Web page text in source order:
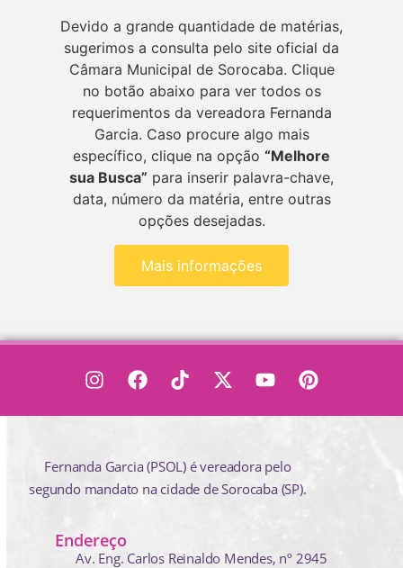
Devido a grande quantidade de matérias,
sugerimos a consulta pelo site oficial da
Câmara Municipal de Sorocaba. Clique
no botão abaixo para ver todos os
requerimentos da vereadora Fernanda
Garcia. Caso procure algo mais
específico, clique na opção “Melhore
sua Busca” para inserir palavra-chave,
data, número da matéria, entre outras
opções desejadas.
Mais informações
Fernanda Garcia (PSOL) é vereadora pelo
segundo mandato na cidade de Sorocaba (SP).
Endereço
Av. Eng. Carlos Reinaldo Mendes, nº 2945